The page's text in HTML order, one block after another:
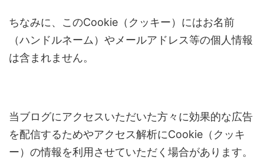
ちなみに、このCookie（クッキー）にはお名前
（ハンドルネーム）やメールアドレス等の個人情報
は含まれません。
当ブログにアクセスいただいた方々に効果的な広告
を配信するためやアクセス解析にCookie（クッキ
ー）の情報を利用させていただく場合があります。